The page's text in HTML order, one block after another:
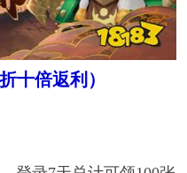
十倍返利）